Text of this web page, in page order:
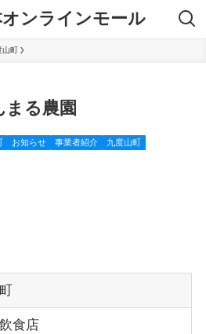
ンラインモール
山町
まる農園
お知らせ 事業者紹介 九度山町
食店